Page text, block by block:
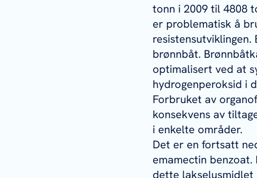
tonn i 2009 til 4808
er problematisk å
brønnbåt.
optimalisert ved at
hydrogenperoksid i
Forbruket av
konsekvens av
i enkelte områder.
Det er en fortsatt
emamectin
dette